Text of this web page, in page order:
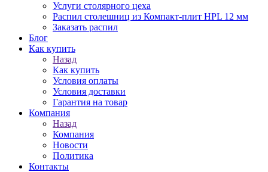
Услуги столярного цеха
Распил столешниц из Компакт-плит HPL 12 мм
Заказать распил
Блог
Как купить
Назад
Как купить
Условия оплаты
Условия доставки
Гарантия на товар
Компания
Назад
Компания
Новости
Политика
Контакты